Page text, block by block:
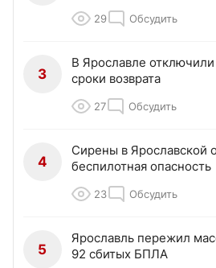
29 Обсудить
3
В Ярославле
сроки возврата
27 Обсудить
4
Сирены в Ярославской
беспилотная опасность
23 Обсудить
5
Ярославль пережил
92 сбитых БПЛА